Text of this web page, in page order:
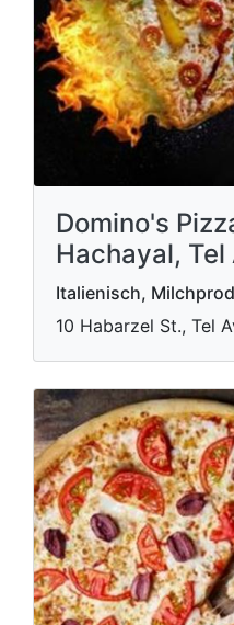
Domino's
Hachayal, Tel
Italienisch,
10 Habarzel St., Tel